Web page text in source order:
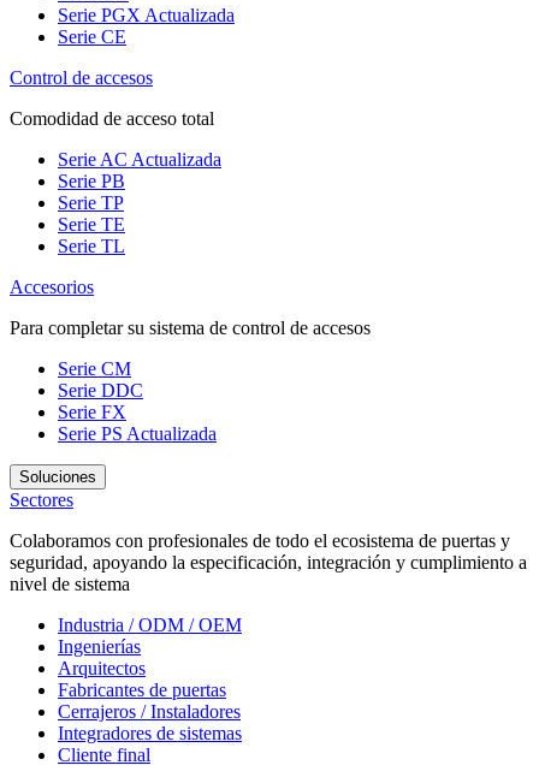
Serie PGX Actualizada
Serie CE
Control de accesos
Comodidad de acceso total
Serie AC Actualizada
Serie PB
Serie TP
Serie TE
Serie TL
Accesorios
Para completar su sistema de control de accesos
Serie CM
Serie DDC
Serie FX
Serie PS Actualizada
Soluciones
Sectores
Colaboramos con profesionales de todo el ecosistema de puertas y
seguridad, apoyando la especificación, integración y cumplimiento a
nivel de sistema
Industria / ODM / OEM
Ingenierías
Arquitectos
Fabricantes de puertas
Cerrajeros / Instaladores
Integradores de sistemas
Cliente final